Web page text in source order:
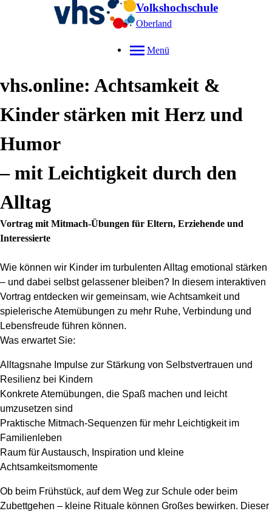
Volkshochschule
Oberland
Menü
vhs.online: Achtsamkeit &
Kinder stärken mit Herz und
Humor
– mit Leichtigkeit durch den
Alltag
Vortrag mit Mitmach-Übungen für Eltern, Erziehende und
Interessierte
Wie können wir Kinder im turbulenten Alltag emotional stärken
– und dabei selbst gelassener bleiben? In diesem interaktiven
Vortrag entdecken wir gemeinsam, wie Achtsamkeit und
spielerische Atemübungen zu mehr Ruhe, Verbindung und
Lebensfreude führen können.
Was erwartet Sie:
Alltagsnahe Impulse zur Stärkung von Selbstvertrauen und
Resilienz bei Kindern
Konkrete Atemübungen, die Spaß machen und leicht
umzusetzen sind
Praktische Mitmach-Sequenzen für mehr Leichtigkeit im
Familienleben
Raum für Austausch, Inspiration und kleine
Achtsamkeitsmomente
Ob beim Frühstück, auf dem Weg zur Schule oder beim
Zubettgehen – kleine Rituale können Großes bewirken. Dieser